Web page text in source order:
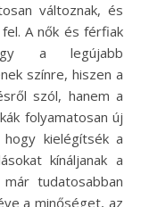
A nők és férfiak
a legújabb
színre, hiszen a
szól, hanem a
folyamatosan új
hogy kielégítsék a
kínáljanak a
tudatosabban
a minőséget, az